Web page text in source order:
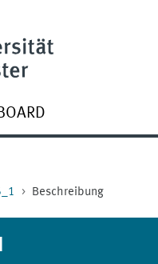
Beschreibung